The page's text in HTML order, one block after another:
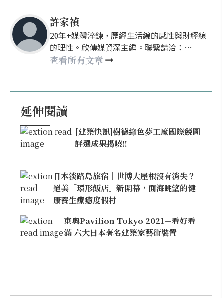
許家禎
20年+媒體淬鍊，歷經生活線的感性與財經線
的理性。欣傳媒資深主編。聯繫請洽：
nellyhsu@xinmedia.com
查看所有文章
延伸閱讀
[建築快訊]樹德綠色夢工廠國際競圖
評選成果揭曉!!
日本淡路島旅宿｜世博大屋根沒有消失？
絕美「環形飯店」新開幕，面海眺望的健
康養生療癒度假村
東奧Pavilion Tokyo 2021－看好看
滿 六大日本著名建築家藝術裝置